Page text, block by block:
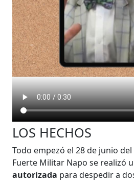
LOS HECHOS
Todo empezó el 28 de junio
Fuerte Militar Napo se realizó
autorizada para despedir a